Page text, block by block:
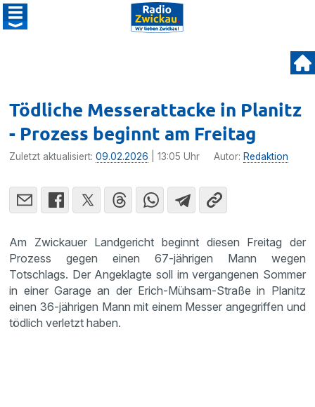
Tödliche Messerattacke in Planitz
- Prozess beginnt am Freitag
Zuletzt aktualisiert:09.02.2026 | 13:05 Uhr Autor: Redaktion
Am Zwickauer Landgericht beginnt diesen Freitag der
Prozess gegen einen 67-jährigen Mann wegen
Totschlags. Der Angeklagte soll im vergangenen Sommer
in einer Garage an der Erich-Mühsam-Straße in Planitz
einen 36-jährigen Mann mit einem Messer angegriffen und
tödlich verletzt haben.